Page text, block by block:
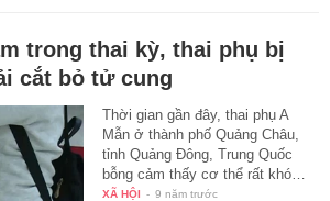
trong thai kỳ, thai phụ bị
cắt bỏ tử cung
Thời gian gần đây, thai phụ A
Mẫn ở thành phố Quảng Châu,
tỉnh Quảng Đông, Trung Quốc
bỗng cảm thấy cơ thể rất khó…
XÃ HỘI - 9 năm trước